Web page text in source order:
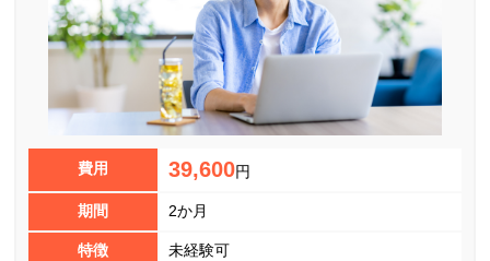
費用 39,600円
期間 2か月
特徴 未経験可